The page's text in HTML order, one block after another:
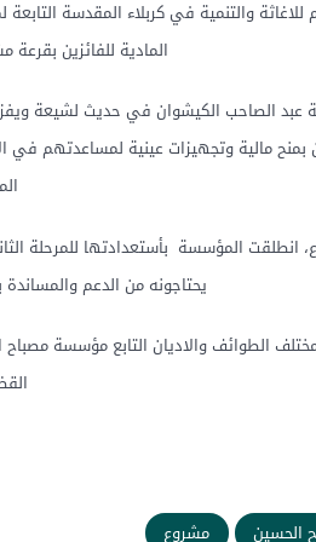
والتنمية في كربلاء المقدسة
المادية للفائزين
مالية وتجهيزات عينية لمساعدتهم
انطلقت المؤسسة بأستعدادتها للمرحلة
يحتاجونه من الدعم
الطوائف والاديان التابع مؤسسة
الحسين مشروع